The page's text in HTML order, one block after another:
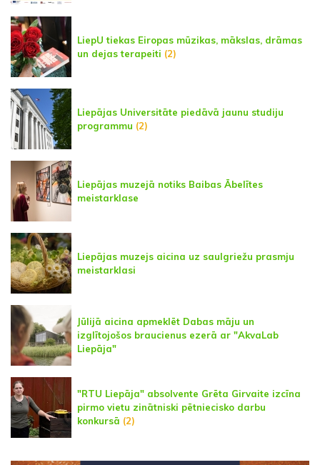
LiepU tiekas Eiropas mūzikas, mākslas, drāmas
un dejas terapeiti (2)
Liepājas Universitāte piedāvā jaunu studiju
programmu (2)
Liepājas muzejā notiks Baibas Ābelītes
meistarklase
Liepājas muzejs aicina uz saulgriežu prasmju
meistarklasi
Jūlijā aicina apmeklēt Dabas māju un
izglītojošos braucienus ezerā ar "AkvaLab
Liepāja"
"RTU Liepāja" absolvente Grēta Girvaite izcīna
pirmo vietu zinātniski pētniecisko darbu
konkursā (2)